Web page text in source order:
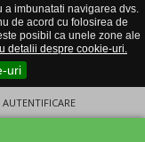
a imbunatati navigarea dvs.
de acord cu folosirea de
posibil ca unele zone ale
detalii despre cookie-uri.
uri
AUTENTIFICARE